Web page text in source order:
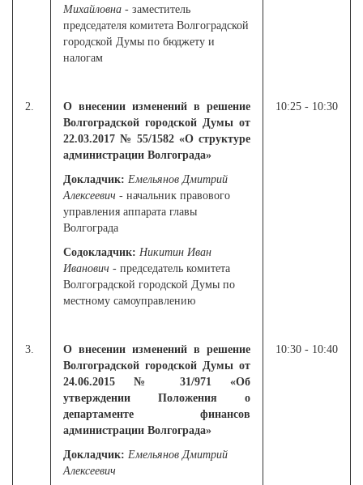
Михайловна - заместитель
председателя комитета Волгоградской
городской Думы по бюджету и
налогам
2.
О внесении изменений в решение
Волгоградской городской Думы от
22.03.2017 № 55/1582 «О структуре
администрации Волгограда»
Докладчик: Емельянов Дмитрий
Алексеевич - начальник правового
управления аппарата главы
Волгограда
Содокладчик: Никитин Иван
Иванович - председатель комитета
Волгоградской городской Думы по
местному самоуправлению
10:25 - 10:30
3.
О внесении изменений в решение
Волгоградской городской Думы от
24.06.2015 № 31/971 «Об
утверждении Положения о
департаменте финансов
администрации Волгограда»
Докладчик: Емельянов Дмитрий
Алексеевич
10:30 - 10:40